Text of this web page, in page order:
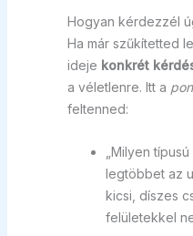
Hogyan kérdezzél
Ha már szűkítetted
ideje konkrét
a véletlenre. Itt a
feltenned:
„Milyen
legtöbbet az
kicsi, díszes
felületekkel